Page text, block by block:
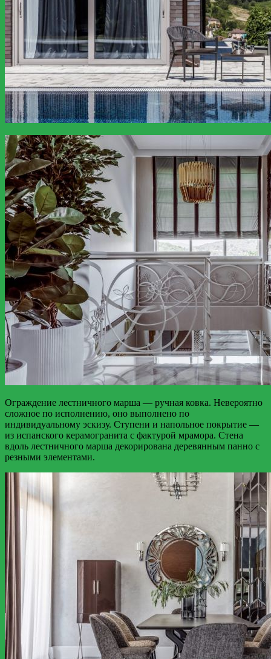
Ограждение лестничного марша — ручная ковка. Невероятно
сложное по исполнению, оно выполнено по
индивидуальному эскизу. Ступени и напольное покрытие —
из испанского керамогранита с фактурой мрамора. Стена
вдоль лестничного марша декорирована деревянным панно с
резными элементами.